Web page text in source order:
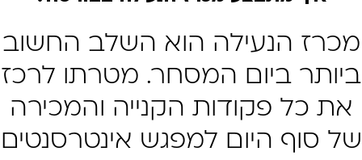
מכרז הנעילה הוא השלב החשוב
ביותר ביום המסחר. מטרתו לרכז
את כל פקודות הקנייה והמכירה
של סוף היום למפגש אינטרסנטים